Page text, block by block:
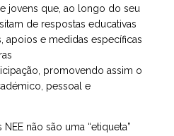
jovens que, ao longo do seu
de respostas educativas
apoios e medidas específicas
promovendo assim o
pessoal e
não são uma “etiqueta”